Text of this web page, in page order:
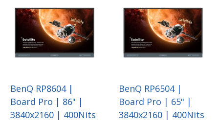
BenQ RP8604 |
Board Pro | 86" |
3840x2160 | 400Nits
BenQ RP6504 |
Board Pro | 65" |
3840x2160 | 400Nits